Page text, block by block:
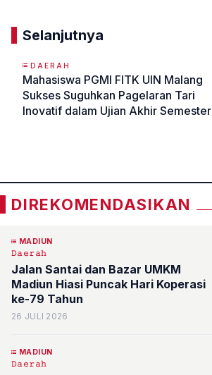
Selanjutnya
DAERAH
Mahasiswa PGMI FITK UIN Malang
Sukses Suguhkan Pagelaran Tari
Inovatif dalam Ujian Akhir Semester
DIREKOMENDASIKAN
MADIUN
𝙳𝚊𝚎𝚛𝚊𝚑
Jalan Santai dan Bazar UMKM
Madiun Hiasi Puncak Hari Koperasi
ke-79 Tahun
26 JULI 2026
MADIUN
𝙳𝚊𝚎𝚛𝚊𝚑